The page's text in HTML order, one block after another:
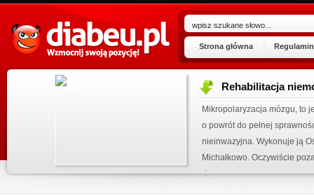
Strona główna
Rehabilitacja
Mikropolaryzacja mózgu, to
o powrót do pełnej
nieinwazyjna. Wykonuje ją
Michałkowo. Oczywiście
dopasowan...